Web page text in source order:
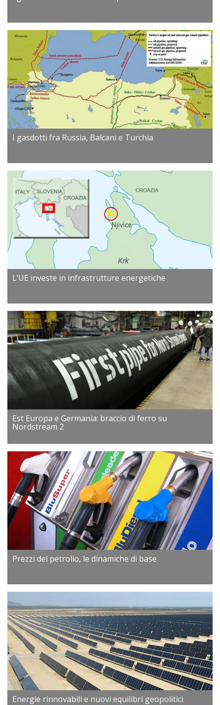
I gasdotti fra Russia, Balcani e Turchia
L’UE investe in infrastrutture energetiche
Est Europa e Germania: braccio di ferro su
Nordstream 2
Prezzi del petrolio, le dinamiche di base
Energie rinnovabili e nuovi equilibri geopolitici